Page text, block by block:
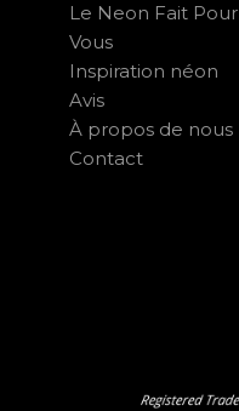
Le Neon Fait Pour
Vous
Inspiration néon
Avis
À propos de nous
Contact